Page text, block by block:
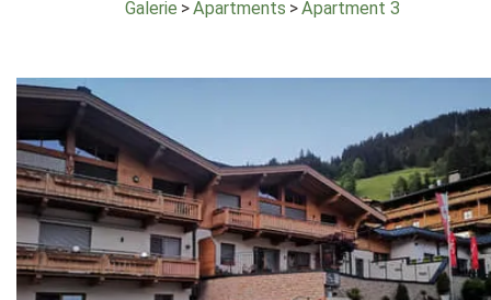
Galerie >Apartments >Apartment 3